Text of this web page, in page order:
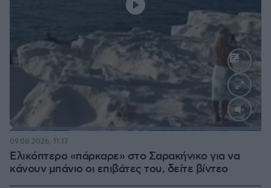
Loaded
Ελικόπτερο «πάρκαρε» στο Σαρακήνικο για να
κάνουν μπάνιο οι επιβάτες του, δείτε βίντεο
09.08.2026, 11:17